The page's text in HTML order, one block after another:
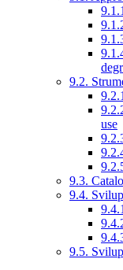
9.2.
use
9.3.
9.4.
9.5.